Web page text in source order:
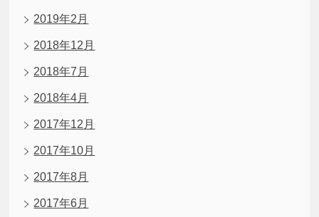
2019年2月
2018年12月
2018年7月
2018年4月
2017年12月
2017年10月
2017年8月
2017年6月